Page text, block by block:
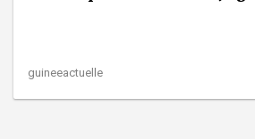
guineeactuelle